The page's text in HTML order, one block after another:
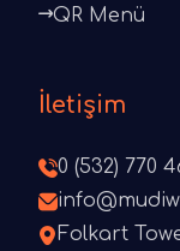
QR Menü
İletişim
0 (532) 770
Folkart